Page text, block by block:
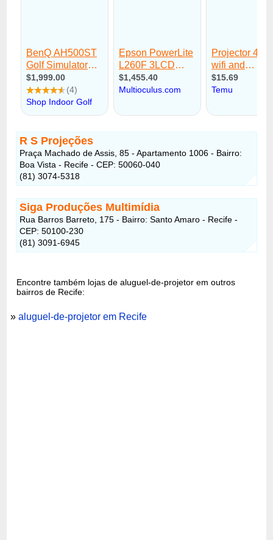
R S Projeções
Praça Machado de Assis, 85 - Apartamento 1006 - Bairro:
Boa Vista - Recife - CEP: 50060-040
(81) 3074-5318
Siga Produções Multimídia
Rua Barros Barreto, 175 - Bairro: Santo Amaro - Recife -
CEP: 50100-230
(81) 3091-6945
Encontre também lojas de aluguel-de-projetor em outros
bairros de Recife:
»aluguel-de-projetor em Recife